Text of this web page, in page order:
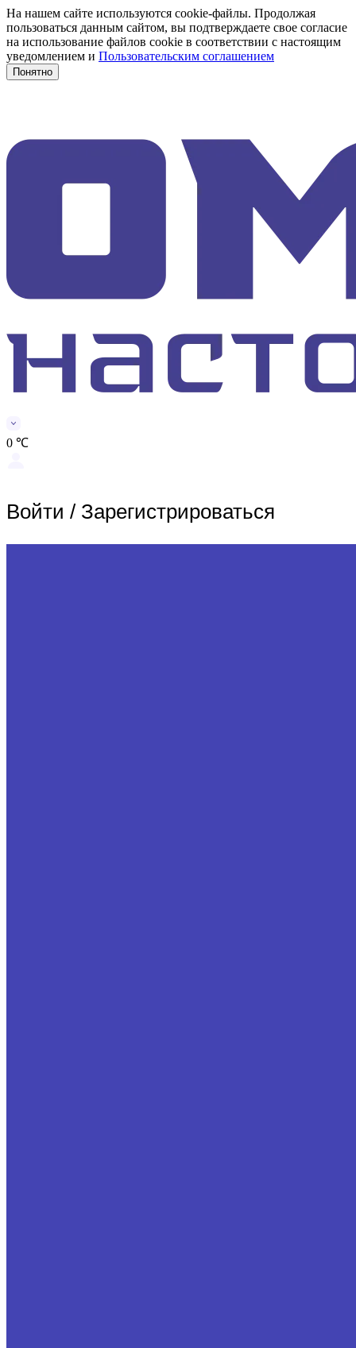
На нашем сайте используются cookie-файлы. Продолжая
пользоваться данным сайтом, вы подтверждаете свое согласие
на использование файлов cookie в соответствии с настоящим
уведомлением и Пользовательским соглашением
Понятно
0 ℃
Войти / Зарегистрироваться